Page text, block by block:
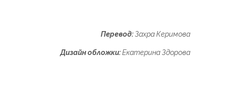
Перевод:Захра Керимова
Дизайн обложки:Екатерина Здорова